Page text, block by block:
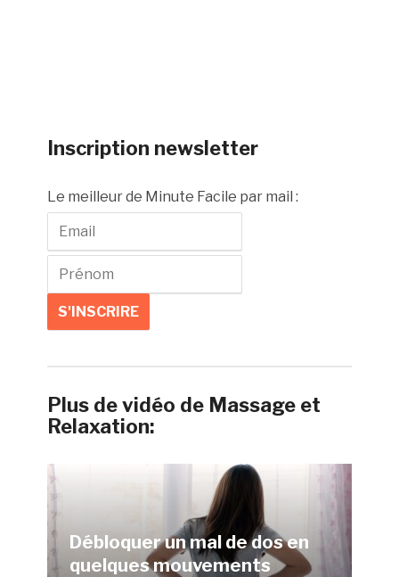
Inscription newsletter
Le meilleur de Minute Facile par mail :
Plus de vidéo de Massage et
Relaxation:
Débloquer un mal de dos en
quelques mouvements